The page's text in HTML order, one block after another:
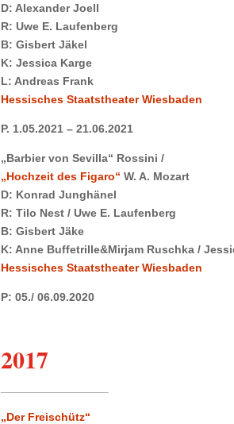
D: Alexander Joell
R: Uwe E. Laufenberg
B: Gisbert Jäkel
K: Jessica Karge
L: Andreas Frank
Hessisches Staatstheater Wiesbaden
P. 1.05.2021 – 21.06.2021
„Barbier von Sevilla“ Rossini /
„Hochzeit des Figaro“ W. A. Mozart
D: Konrad Junghänel
R: Tilo Nest / Uwe E. Laufenberg
B: Gisbert Jäke
K: Anne Buffetrille&Mirjam Ruschka /
Hessisches Staatstheater Wiesbaden
P: 05./ 06.09.2020
2017
„Der Freischütz“